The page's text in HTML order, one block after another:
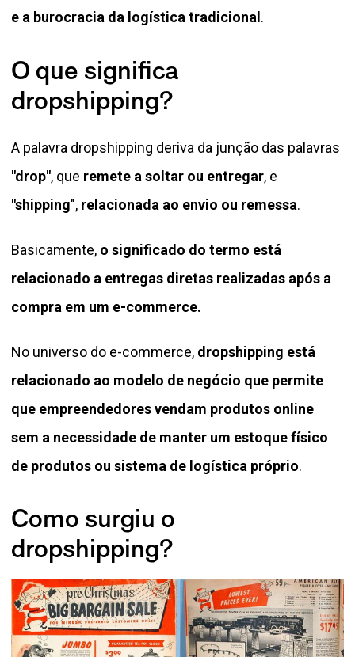
e a burocracia da logística tradicional .
O que significa
dropshipping?
A palavra dropshipping deriva da junção das palavras
"drop", que remete a soltar ou entregar, e
"shipping", relacionada ao envio ou remessa.
Basicamente, o significado do termo está
relacionado a entregas diretas realizadas após a
compra em um e-commerce.
No universo do e-commerce, dropshipping está
relacionado ao modelo de negócio que permite
que empreendedores vendam produtos online
sem a necessidade de manter um estoque físico
de produtos ou sistema de logística próprio.
Como surgiu o
dropshipping?